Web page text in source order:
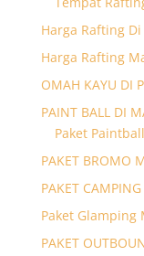
Harga Rafting
Harga Rafting
OMAH KAYU DI
PAINT BALL DI
Paket Paintball
PAKET BROMO
PAKET
Paket Glamping
PAKET